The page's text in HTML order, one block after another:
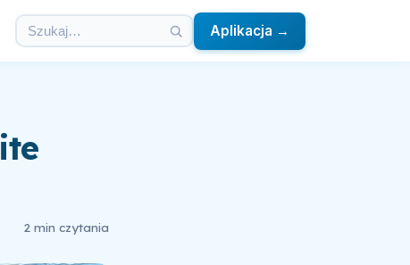
Aplikacja →
2 min czytania